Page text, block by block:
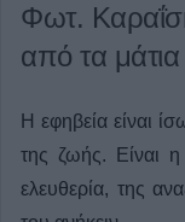
Φωτ.
από τα
Η εφηβεία είναι
της ζωής. Είναι
ελευθερία, της